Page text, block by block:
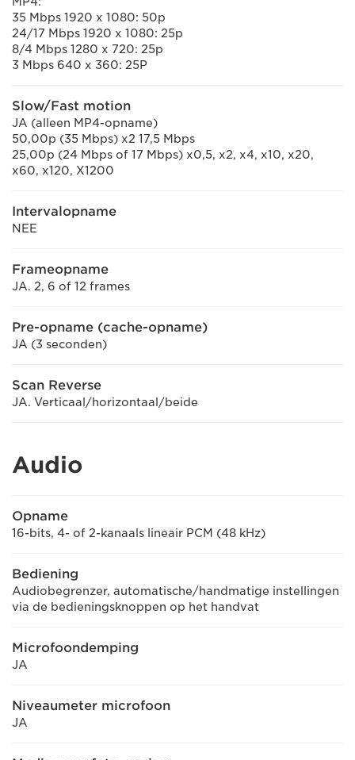
35 Mbps 1920 x 1080: 50p
24/17 Mbps 1920 x 1080: 25p
8/4 Mbps 1280 x 720: 25p
3 Mbps 640 x 360: 25P
Slow/Fast motion
JA (alleen MP4-opname)
50,00p (35 Mbps) x2 17,5 Mbps
25,00p (24 Mbps of 17 Mbps) x0,5, x2, x4, x10, x20,
x60, x120, X1200
Intervalopname
NEE
Frameopname
JA. 2, 6 of 12 frames
Pre-opname (cache-opname)
JA (3 seconden)
Scan Reverse
JA. Verticaal/horizontaal/beide
Audio
Opname
16-bits, 4- of 2-kanaals lineair PCM (48 kHz)
Bediening
Audiobegrenzer, automatische/handmatige instellingen
via de bedieningsknoppen op het handvat
Microfoondemping
JA
Niveaumeter microfoon
JA